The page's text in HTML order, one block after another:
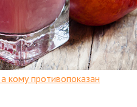
кому противопоказан